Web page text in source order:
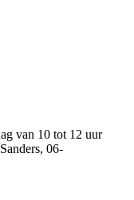
van 10 tot 12 uur
06-